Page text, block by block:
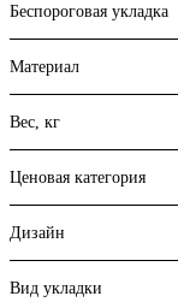
Беспороговая укладка
Материал
Вес, кг
Ценовая категория
Дизайн
Вид укладки